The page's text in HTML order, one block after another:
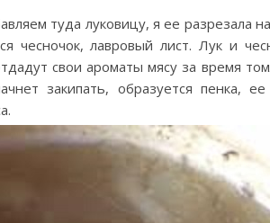
туда луковицу, я ее разрезала
чесночок, лавровый лист. Лук и
свои ароматы мясу за время
закипать, образуется пенка,